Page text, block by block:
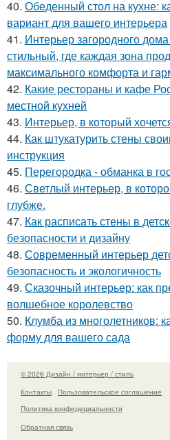
40. Обеденный стол на кухне:
вариант для вашего интерьера
41. Интерьер загородного
стильный, где каждая зона
максимального комфорта и
42. Какие рестораны и кафе
местной кухней
43. Интерьер, в который
44. Как штукатурить стены
инструкция
45. Перегородка - обманка в
46. Светлый интерьер, в
глубже.
47. Как расписать стены в
безопасности и дизайну
48. Современный интерьер
безопасность и экологичность
49. Сказочный интерьер: как
волшебное королевство
50. Клумба из многолетников:
форму для вашего сада
© 2026 Дизайн / интерьер / стиль
Контакты
Пользовательское соглашение
Политика конфидециальности
Обратная связь